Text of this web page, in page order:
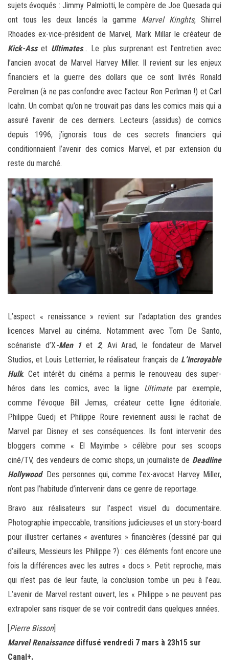
sujets évoqués : Jimmy Palmiotti, le compère de Joe Quesada qui
ont tous les deux lancés la gamme Marvel Kinghts, Shirrel
Rhoades ex-vice-président de Marvel, Mark Millar le créateur de
Kick-Asset Ultimates… Le plus surprenant est l’entretien avec
l’ancien avocat de Marvel Harvey Miller. Il revient sur les enjeux
financiers et la guerre des dollars que ce sont livrés Ronald
Perelman (à ne pas confondre avec l’acteur Ron Perlman !) et Carl
Icahn. Un combat qu’on ne trouvait pas dans les comics mais qui a
assuré l’avenir de ces derniers. Lecteurs (assidus) de comics
depuis 1996, j’ignorais tous de ces secrets financiers qui
conditionnaient l’avenir des comics Marvel, et par extension du
reste du marché.
L’aspect « renaissance » revient sur l’adaptation des grandes
licences Marvel au cinéma. Notamment avec Tom De Santo,
scénariste d’X-Men 1et 2, Avi Arad, le fondateur de Marvel
Studios, et Louis Letterrier, le réalisateur français de L’Incroyable
Hulk. Cet intérêt du cinéma a permis le renouveau des super-
héros dans les comics, avec la ligne Ultimatepar exemple,
comme l’évoque Bill Jemas, créateur cette ligne éditoriale.
Philippe Guedj et Philippe Roure reviennent aussi le rachat de
Marvel par Disney et ses conséquences. Ils font intervenir des
bloggers comme « El Mayimbe » célèbre pour ses scoops
ciné/TV, des vendeurs de comic shops, un journaliste de Deadline
Hollywood. Des personnes qui, comme l’ex-avocat Harvey Miller,
n’ont pas l’habitude d’intervenir dans ce genre de reportage.
Bravo aux réalisateurs sur l’aspect visuel du documentaire.
Photographie impeccable, transitions judicieuses et un story-board
pour illustrer certaines « aventures » financières (dessiné par qui
d’ailleurs, Messieurs les Philippe ?) : ces éléments font encore une
fois la différences avec les autres « docs ». Petit reproche, mais
qui n’est pas de leur faute, la conclusion tombe un peu à l’eau.
L’avenir de Marvel restant ouvert, les « Philippe » ne peuvent pas
extrapoler sans risquer de se voir contredit dans quelques années.
[Pierre Bisson]
Marvel Renaissancediffusé vendredi 7 mars à 23h15 sur
Canal+.